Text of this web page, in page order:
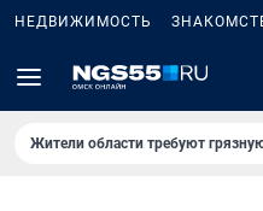
НЕДВИЖИМОСТЬ
Жители области требуют